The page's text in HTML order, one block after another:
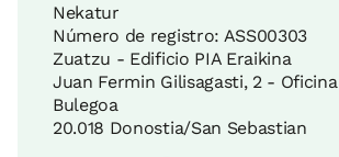
Nekatur
Número de registro: ASS00303
Zuatzu - Edificio PIA Eraikina
Juan Fermin Gilisagasti, 2 - Oficina
Bulegoa
20.018 Donostia/San Sebastian